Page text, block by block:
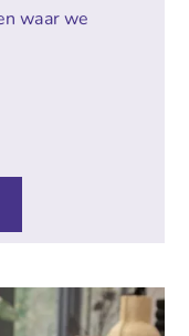
waar we